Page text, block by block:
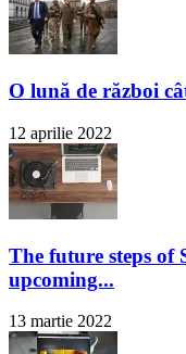
O lună de război
12 aprilie 2022
The future steps of
upcoming...
13 martie 2022